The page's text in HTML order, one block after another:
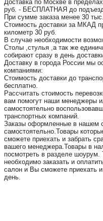
Доставка по Москве в
руб. - БЕСПЛАТНАЯ до
При сумме заказа менее 30
Стоимость доставки за МКАД
километр 30 руб.
В случае необходимости
Столы ,стулья ,а так же
собирают сразу в день
Доставку в города России мы
компаниями:
Стоимость доставки до
бесплатно.
Рассчитать стоимость
вам помогут наши менеджеры
самостоятельно
транспортных компаний.
Заказы оформленные в нашем
самостоятельно.Товары
сможете приехать и забрать
вашего менеджера.Товары в
посмотреть в разделе шоурум.
необходимо заказать и
салон и Вы сможете приехать
день.